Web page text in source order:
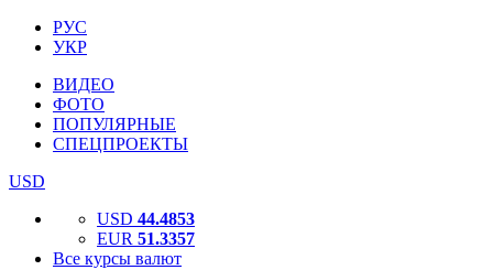
РУС
УКР
ВИДЕО
ФОТО
ПОПУЛЯРНЫЕ
СПЕЦПРОЕКТЫ
USD
USD 44.4853
EUR 51.3357
Все курсы валют